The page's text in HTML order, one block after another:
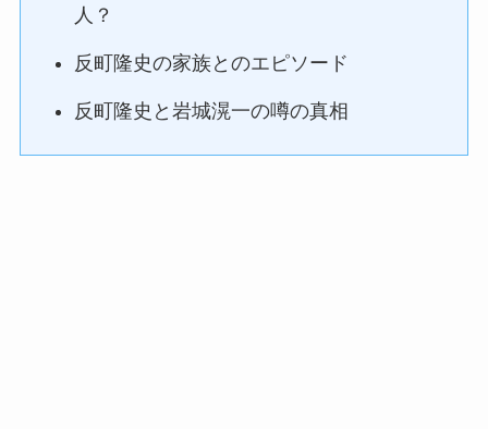
人？
反町隆史の家族とのエピソード
反町隆史と岩城滉一の噂の真相